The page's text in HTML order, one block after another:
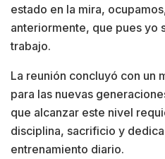
estado en la mira,
anteriormente, que pues yo
trabajo.
La reunión concluyó con un
para las nuevas
que alcanzar este nivel
disciplina, sacrificio y
entrenamiento diario.